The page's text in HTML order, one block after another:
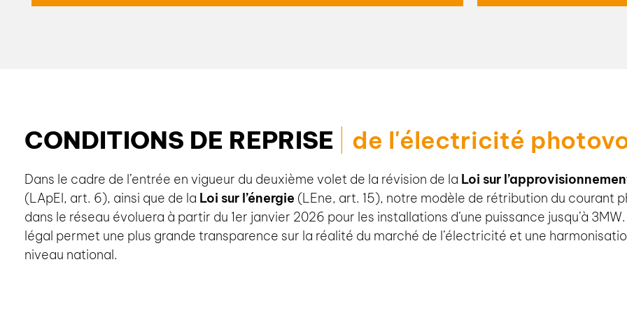
CONDITIONS DE REPRISE de l'électricité
Dans le cadre de l’entrée en vigueur du deuxième volet de la révision de la Loi sur
(LApEl, art. 6), ainsi que de la Loi sur l’énergie (LEne, art. 15), notre modèle de rétribution du courant
dans le réseau évoluera à partir du 1er janvier 2026 pour les installations d’une puissance jusqu’à
légal permet une plus grande transparence sur la réalité du marché de l’électricité et une
niveau national.